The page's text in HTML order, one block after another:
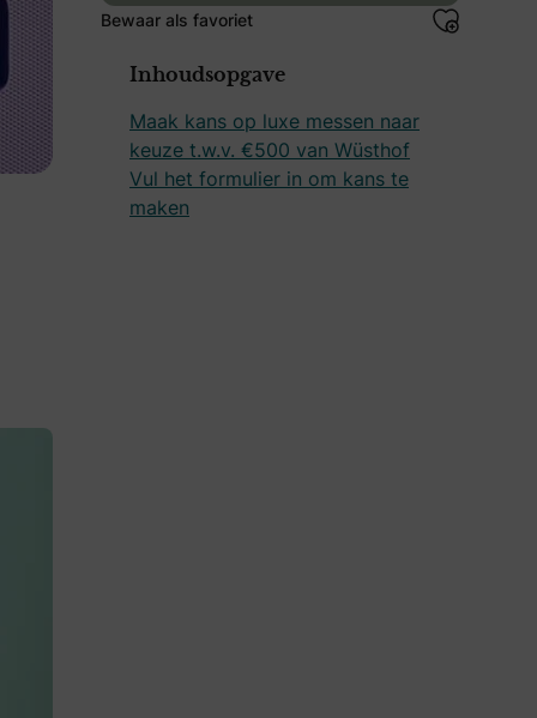
Bewaar als favoriet
Inhoudsopgave
Maak kans op luxe messen naar
keuze t.w.v. €500 van Wüsthof
Vul het formulier in om kans te
maken